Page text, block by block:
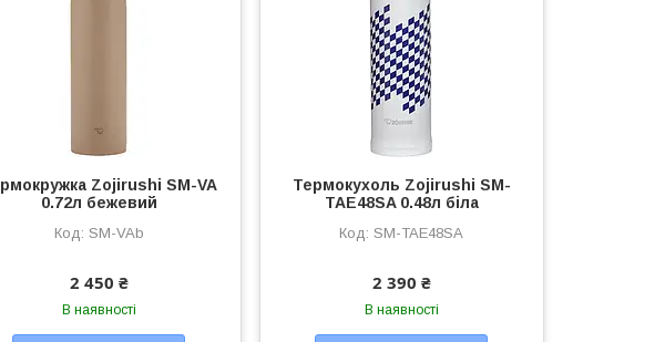
Zojirushi SM-VA
0.72л бежевий
SM-VAb
2 450 ₴
В наявності
Термокухоль Zojirushi SM-
TAE48SA 0.48л біла
SM-TAE48SA
2 390 ₴
В наявності